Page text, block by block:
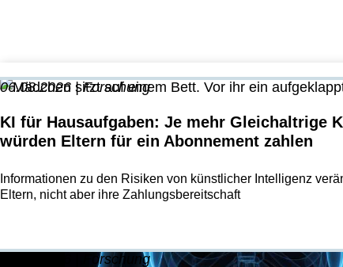
06.08.2026 | Forschung
KI für Hausaufgaben: Je mehr Gleichaltrige
würden Eltern für ein Abonnement zahlen
Informationen zu den Risiken von künstlicher Intelligenz
Eltern, nicht aber ihre Zahlungsbereitschaft
30.07.2026 | Forschung